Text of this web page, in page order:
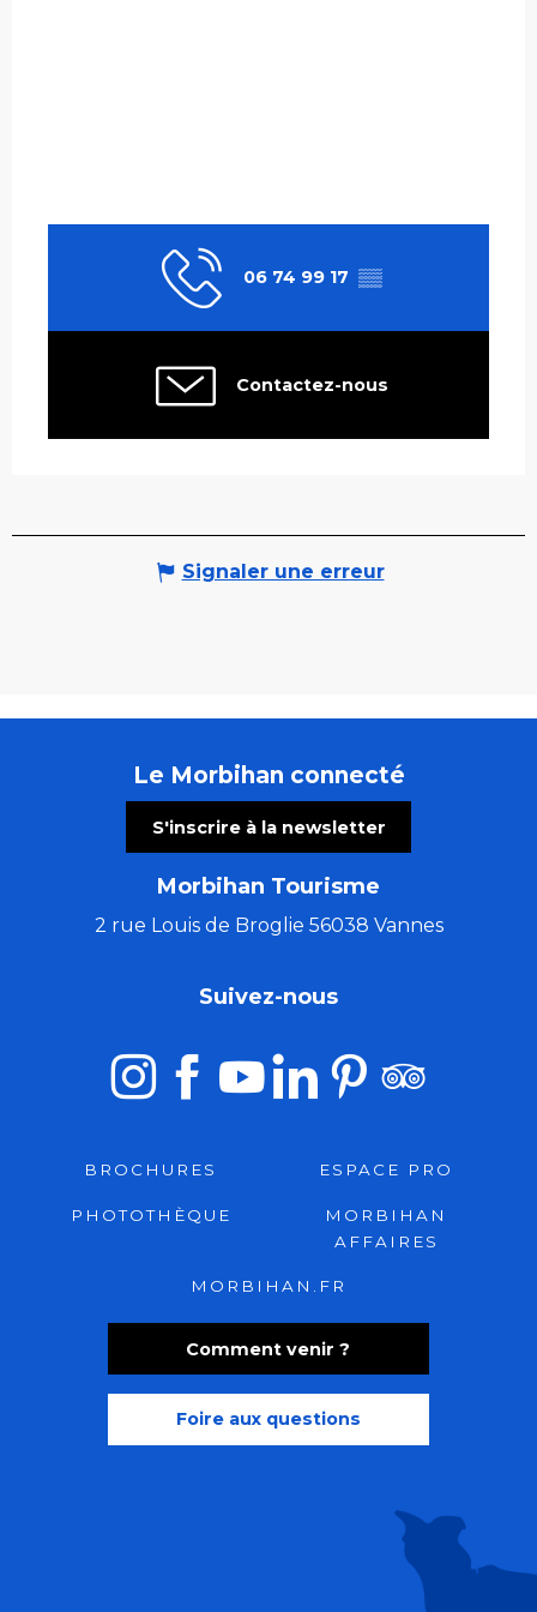
06 74 99 17 ▒▒
Contactez-nous
Signaler une erreur
Le Morbihan connecté
S'inscrire à la newsletter
Morbihan Tourisme
2 rue Louis de Broglie 56038 Vannes
Comment venir ?
Foire aux questions
Suivez-nous
BROCHURES ESPACE PRO
PHOTOTHÈQUE
MORBIHAN
AFFAIRES
MORBIHAN.FR